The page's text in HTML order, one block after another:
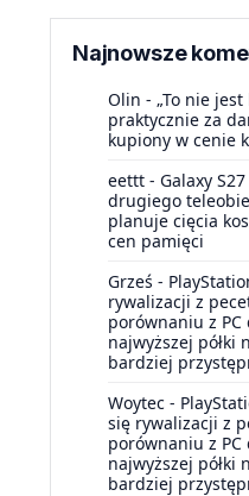
Najnowsze
Olin - „To nie
praktycznie za
kupiony w cenie
eettt - Galaxy
drugiego
planuje cięcia
cen pamięci
Grześ -
rywalizacji z
porównaniu z PC
najwyższej półki
bardziej
Woytec -
się rywalizacji z
porównaniu z PC
najwyższej półki
bardziej